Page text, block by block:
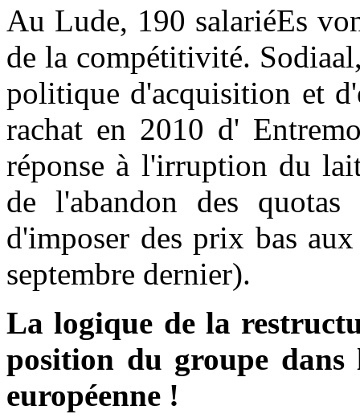
Au Lude, 190 salariéEs
de la compétitivité.
politique d'acquisition et
rachat en 2010 d'
réponse à l'irruption du
de l'abandon des
d'imposer des prix bas
septembre dernier).
La logique de la
position du groupe
européenne !